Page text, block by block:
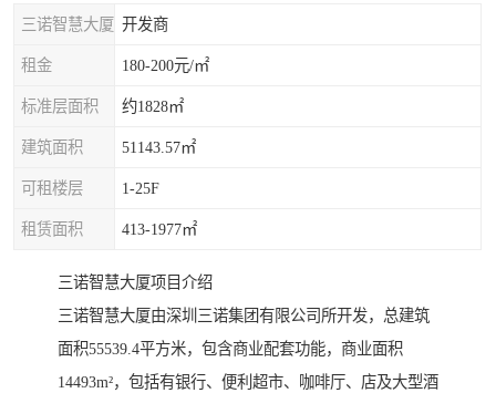
三诺智慧大厦 开发商
租金 180-200元/㎡
标准层面积 约1828㎡
建筑面积 51143.57㎡
可租楼层 1-25F
租赁面积 413-1977㎡
三诺智慧大厦项目介绍
三诺智慧大厦由深圳三诺集团有限公司所开发，总建筑
面积55539.4平方米，包含商业配套功能，商业面积
14493m²，包括有银行、便利超市、咖啡厅、店及大型酒
光明区
龙华观澜